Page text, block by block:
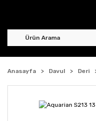
Anasayfa Davul Deri